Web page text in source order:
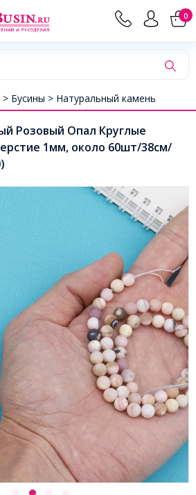
0
> Бусины > Натуральный камень
Розовый Опал Круглые
1мм, около 60шт/38см/